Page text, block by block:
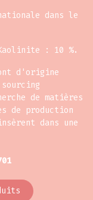
dans le
: 10 %.
d'origine
de matières
de production
dans une